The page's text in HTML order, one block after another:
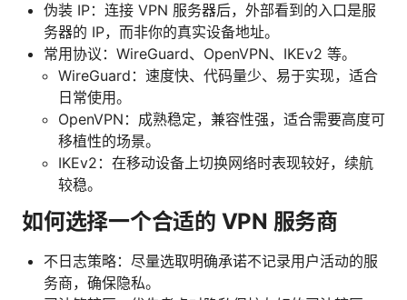
伪装 IP：连接 VPN 服务器后，外部看到的入口是服
务器的 IP，而非你的真实设备地址。
常用协议：WireGuard、OpenVPN、IKEv2 等。
WireGuard：速度快、代码量少、易于实现，适合
日常使用。
OpenVPN：成熟稳定，兼容性强，适合需要高度可
移植性的场景。
IKEv2：在移动设备上切换网络时表现较好，续航
较稳。
如何选择一个合适的 VPN 服务商
不日志策略：尽量选取明确承诺不记录用户活动的服
务商，确保隐私。